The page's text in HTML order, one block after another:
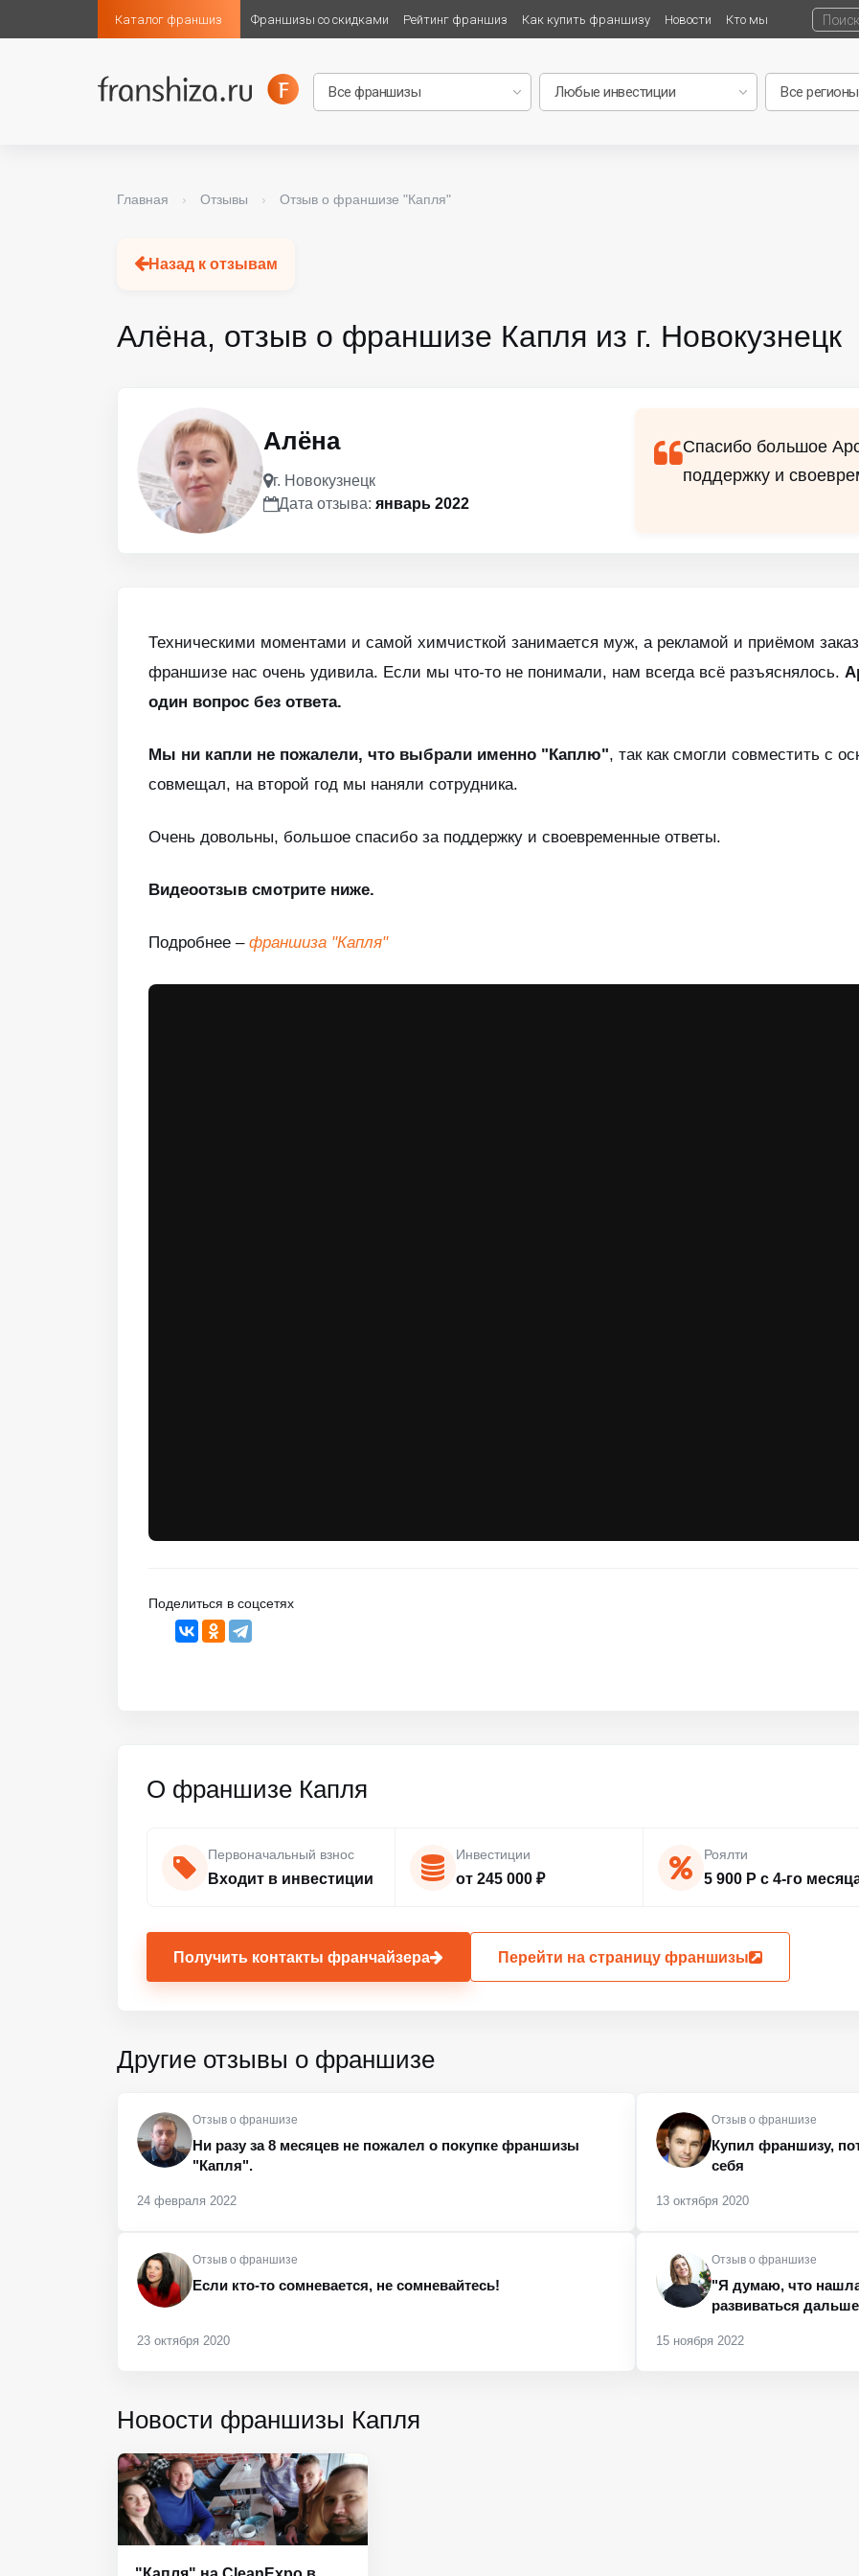
Каталог франшиз Франшизы со скидками Рейтинг франшиз Как купить франшизу Новости Кто мы
Главная › Отзывы › Отзыв о франшизе "Капля"
Назад к отзывам
Алёна, отзыв о франшизе Капля из г. Новокузнецк
Алёна
г. Новокузнецк
Дата отзыва: январь 2022
Спасибо большое
поддержку и
Техническими моментами и самой химчисткой занимается муж, а рекламой и приёмом
франшизе нас очень удивила. Если мы что-то не понимали, нам всегда всё разъяснялось.
один вопрос без ответа.
Мы ни капли не пожалели, что выбрали именно "Каплю", так как смогли совместить с
совмещал, на второй год мы наняли сотрудника.
Очень довольны, большое спасибо за поддержку и своевременные ответы.
Видеоотзыв смотрите ниже.
Подробнее – франшиза "Капля"
Поделиться в соцсетях
О франшизе Капля
Первоначальный взнос
Входит в инвестиции
Инвестиции
от 245 000 ₽
Роялти
5 900 Р с 4-го
Получить контакты франчайзера Перейти на страницу франшизы
Другие отзывы о франшизе
Отзыв о франшизе
Ни разу за 8 месяцев не пожалел о покупке франшизы
"Капля".
24 февраля 2022
Отзыв о франшизе
Купил франшизу,
себя
13 октября 2020
Отзыв о франшизе
Если кто-то сомневается, не сомневайтесь!
23 октября 2020
Отзыв о франшизе
"Я думаю, что
развиваться
15 ноября 2022
Новости франшизы Капля